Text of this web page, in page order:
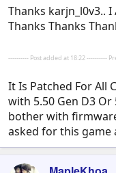
Thanks karjn_l0v3..
Thanks Thanks
---------- Post added at 18:22 ----------
It Is Patched For All
with 5.50 Gen D3 Or
bother with firmware
asked for this game